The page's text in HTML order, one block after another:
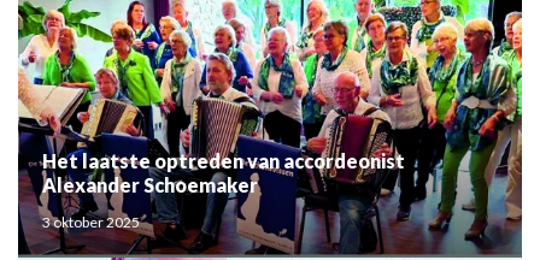
Het laatste optreden van accordeonist
Alexander Schoemaker
3 oktober 2025